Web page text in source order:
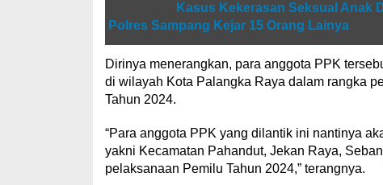
Kasus Kekerasan Seksual Anak
Polres Sampang Kejar 15 Orang Lainya
Dirinya menerangkan, para anggota PPK
di wilayah Kota Palangka Raya dalam rangka
Tahun 2024.
“Para anggota PPK yang dilantik ini nantinya
yakni Kecamatan Pahandut, Jekan Raya,
pelaksanaan Pemilu Tahun 2024,” terangnya.